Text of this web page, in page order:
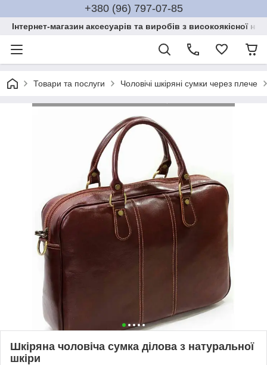
+380 (96) 797-07-85
Інтернет-магазин аксесуарів та виробів з високоякісної
Товари та послуги Чоловічі шкіряні сумки через плече
Шкіряна чоловіча сумка ділова з натуральної
шкіри